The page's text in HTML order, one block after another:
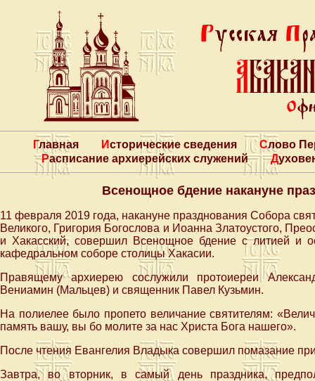
Главная Исторические сведения
Слово
Расписание архиерейских служений
Всенощное бдение накануне
11 февраля 2019 года, накануне празднования Собора
Великого, Григория Богослова и Иоанна Златоустого,
и Хакасский, совершил Всенощное бдение с литией и
кафедральном соборе столицы Хакасии.
Правящему архиерею сослужили протоиереи
Вениамин (Мальцев) и священник Павел Кузьмин.
На полиелее было пропето величание святителям:
память вашу, вы бо молите за нас Христа Бога нашего».
После чтения Евангелия Владыка совершил помазание
Завтра, во вторник, в самый день праздника,